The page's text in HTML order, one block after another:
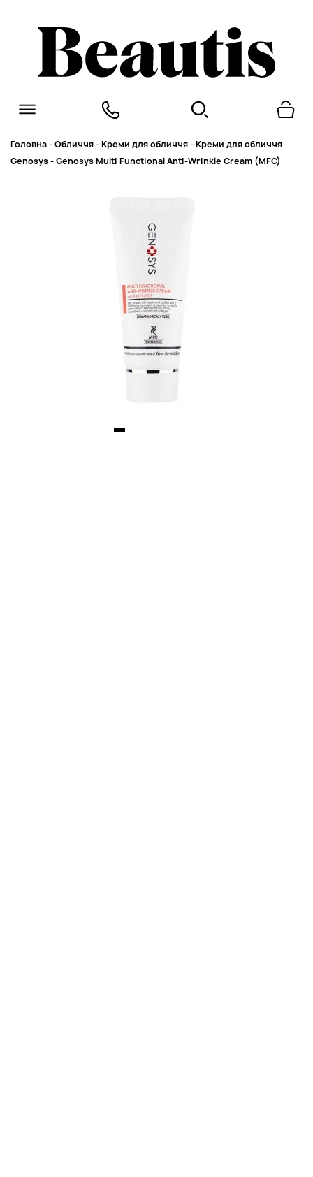
Головна-Обличчя-Креми для обличчя-Креми для обличчя
Genosys-Genosys Multi Functional Anti-Wrinkle Cream (MFC)